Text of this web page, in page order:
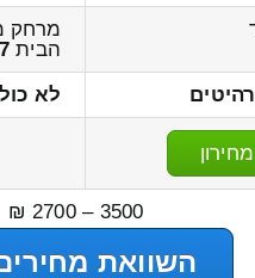
מרחק
הבית7
לא
3500 – 2700 ₪
השוואת